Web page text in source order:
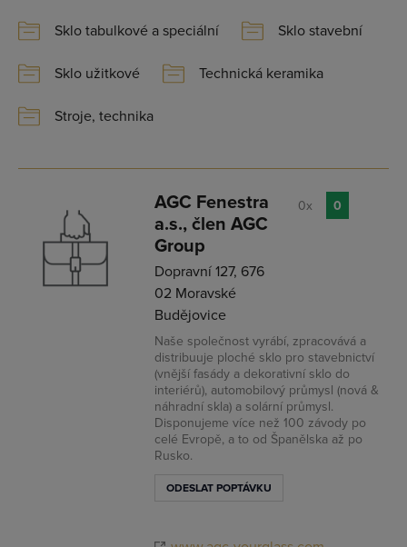
Sklo tabulkové a speciální Sklo stavební
Sklo užitkové Technická keramika
Stroje, technika
AGC Fenestra
a.s., člen AGC
Group
Dopravní 127, 676
02 Moravské
Budějovice
Naše společnost vyrábí, zpracovává a
distribuuje ploché sklo pro stavebnictví
(vnější fasády a dekorativní sklo do
interiérů), automobilový průmysl (nová &
náhradní skla) a solární průmysl.
Disponujeme více než 100 závody po
celé Evropě, a to od Španělska až po
Rusko.
ODESLAT POPTÁVKU
0x 0